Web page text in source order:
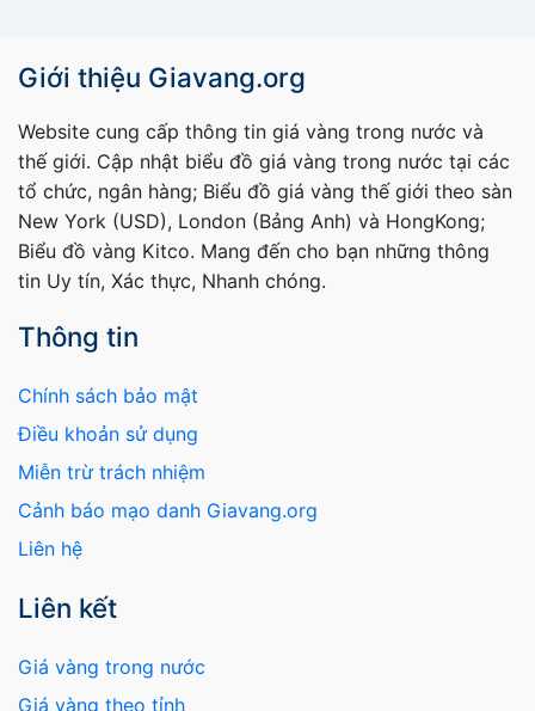
Giới thiệu Giavang.org
Website cung cấp thông tin giá vàng trong nước và
thế giới. Cập nhật biểu đồ giá vàng trong nước tại các
tổ chức, ngân hàng; Biểu đồ giá vàng thế giới theo sàn
New York (USD), London (Bảng Anh) và HongKong;
Biểu đồ vàng Kitco. Mang đến cho bạn những thông
tin Uy tín, Xác thực, Nhanh chóng.
Thông tin
Chính sách bảo mật
Điều khoản sử dụng
Miễn trừ trách nhiệm
Cảnh báo mạo danh Giavang.org
Liên hệ
Liên kết
Giá vàng trong nước
Giá vàng theo tỉnh